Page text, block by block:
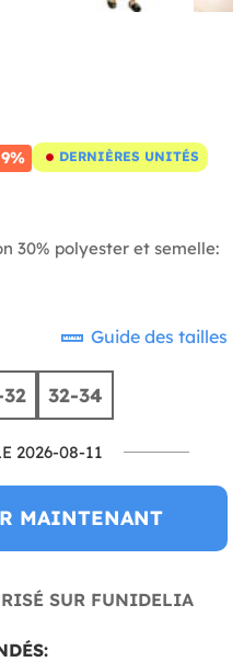
DERNIÈRES UNITÉS
30% polyester et semelle:
Guide des tailles
32-34
2026-08-11
MAINTENANT
SUR FUNIDELIA